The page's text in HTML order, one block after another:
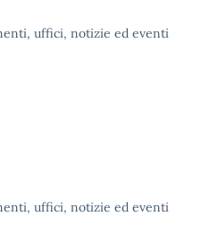
uffici, notizie ed eventi
uffici, notizie ed eventi